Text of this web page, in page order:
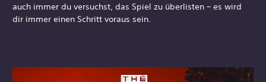
auch immer du versuchst, das Spiel zu überlisten – es wird
dir immer einen Schritt voraus sein.